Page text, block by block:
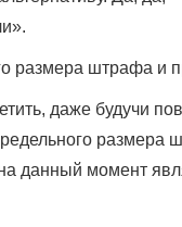
размера штрафа и
даже будучи
размера
данный момент